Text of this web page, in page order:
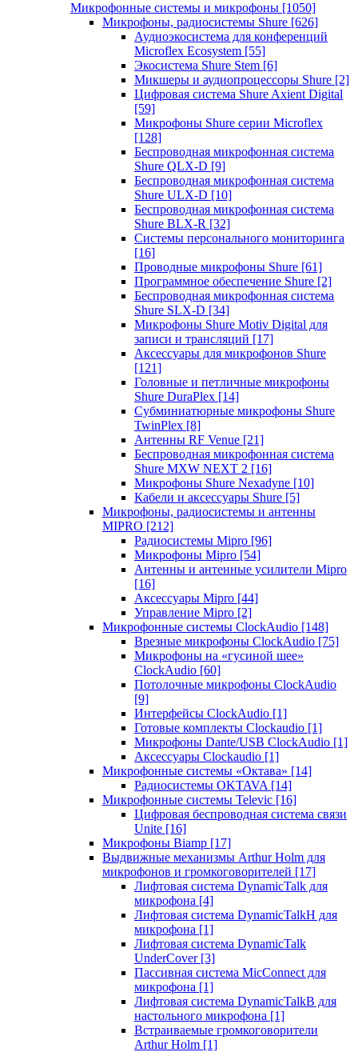
Микрофонные системы и микрофоны [1050]
Микрофоны, радиосистемы Shure [626]
Аудиоэкосистема для конференций
Microflex Ecosystem [55]
Экосистема Shure Stem [6]
Микшеры и аудиопроцессоры Shure [2]
Цифровая система Shure Axient Digital
[59]
Микрофоны Shure серии Microflex
[128]
Беспроводная микрофонная система
Shure QLX-D [9]
Беспроводная микрофонная система
Shure ULX-D [10]
Беспроводная микрофонная система
Shure BLX-R [32]
Системы персонального мониторинга
[16]
Проводные микрофоны Shure [61]
Программное обеспечение Shure [2]
Беспроводная микрофонная система
Shure SLX-D [34]
Микрофоны Shure Motiv Digital для
записи и трансляций [17]
Аксессуары для микрофонов Shure
[121]
Головные и петличные микрофоны
Shure DuraPlex [14]
Субминиатюрные микрофоны Shure
TwinPlex [8]
Антенны RF Venue [21]
Беспроводная микрофонная система
Shure MXW NEXT 2 [16]
Микрофоны Shure Nexadyne [10]
Кабели и аксессуары Shure [5]
Микрофоны, радиосистемы и антенны
MIPRO [212]
Радиосистемы Mipro [96]
Микрофоны Mipro [54]
Антенны и антенные усилители Mipro
[16]
Аксессуары Mipro [44]
Управление Mipro [2]
Микрофонные системы ClockAudio [148]
Врезные микрофоны ClockAudio [75]
Микрофоны на «гусиной шее»
ClockAudio [60]
Потолочные микрофоны ClockAudio
[9]
Интерфейсы ClockAudio [1]
Готовые комплекты Clockaudio [1]
Микрофоны Dante/USB ClockAudio [1]
Аксессуары Clockaudio [1]
Микрофонные системы «Октава» [14]
Радиосистемы OKTAVA [14]
Микрофонные системы Televic [16]
Цифровая беспроводная система связи
Unite [16]
Микрофоны Biamp [17]
Выдвижные механизмы Arthur Holm для
микрофонов и громкоговорителей [17]
Лифтовая система DynamicTalk для
микрофона [4]
Лифтовая система DynamicTalkH для
микрофона [1]
Лифтовая система DynamicTalk
UnderCover [3]
Пассивная система MicConnect для
микрофона [1]
Лифтовая система DynamicTalkB для
настольного микрофона [1]
Встраиваемые громкоговорители
Arthur Holm [1]